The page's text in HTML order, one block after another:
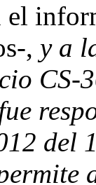
el
, y a
CS-
del